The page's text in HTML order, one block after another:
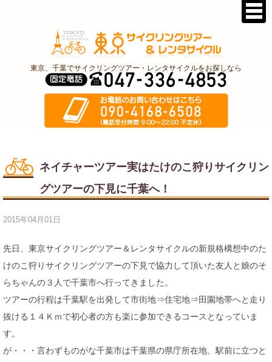
東京、千葉でサイクリングツアー・レンタサイクルをお探しなら
ネイチャーツアー実はたけのこ狩りサイクリン
グツアーの下見に千葉へ！
2015年04月01日
先日、東京サイクリングツアー＆レンタサイクルの新規格構想中のた
けのこ狩りサイクリングツアーの下見で協力して頂いた友人と娘のそ
らちゃんの３人で千葉市へ行ってきました。
ツアーの行程は千葉駅を出発して市街地⇒住宅地⇒田園地帯へと走り
抜ける１４Ｋｍで初心者の方も楽に参加できるコースとなっていま
す。
が・・・言わずものがな千葉市は千葉県の県庁所在地、駅前に立つと